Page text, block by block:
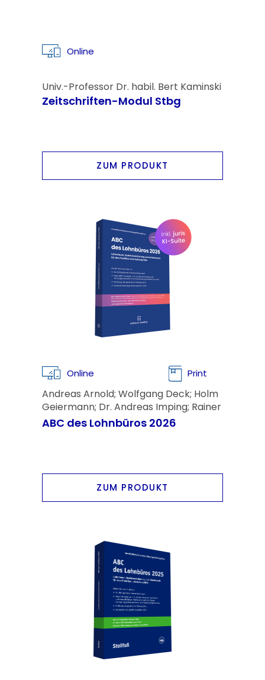
Online
Univ.-Professor Dr. habil. Bert Kaminski
Zeitschriften-Modul Stbg
ZUM PRODUKT
Online Print
Andreas Arnold; Wolfgang Deck; Holm
Geiermann; Dr. Andreas Imping; Rainer
Voss; Kai Nehring
ABC des Lohnbüros 2026
ZUM PRODUKT